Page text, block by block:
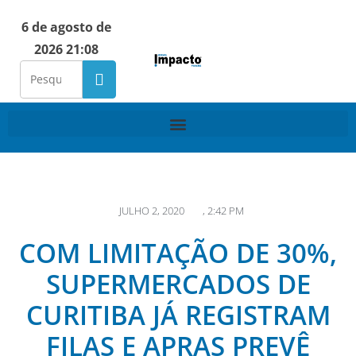
6 de agosto de
2026 21:08
JULHO 2, 2020 , 2:42 PM
COM LIMITAÇÃO DE 30%,
SUPERMERCADOS DE
CURITIBA JÁ REGISTRAM
FILAS E APRAS PREVÊ